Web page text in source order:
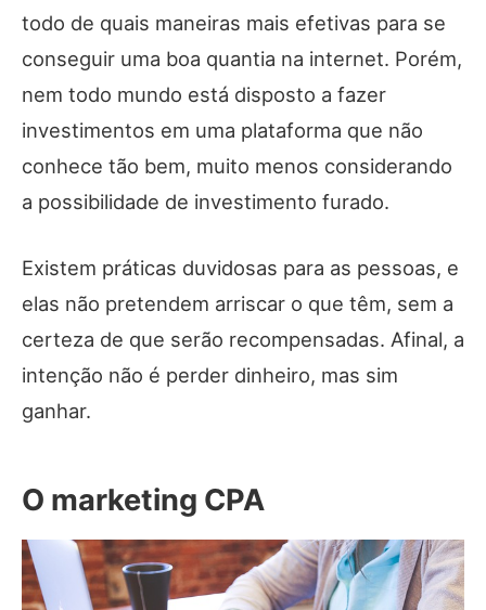
todo de quais maneiras mais efetivas para se
conseguir uma boa quantia na internet. Porém,
nem todo mundo está disposto a fazer
investimentos em uma plataforma que não
conhece tão bem, muito menos considerando
a possibilidade de investimento furado.
Existem práticas duvidosas para as pessoas, e
elas não pretendem arriscar o que têm, sem a
certeza de que serão recompensadas. Afinal, a
intenção não é perder dinheiro, mas sim
ganhar.
O marketing CPA